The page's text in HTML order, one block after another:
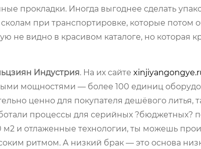
прокладки. Иногда выгоднее сделать
при транспортировке, которые потом
не видно в красивом каталоге, но которая
Индустрия. На их сайте
мощностями — более 100 единиц
ценно для покупателя дешёвого литья,
процессы для серийных ?бюджетных?
м2 и отлаженные технологии, ты можешь
ритмом. А низкий брак — это основа